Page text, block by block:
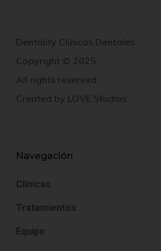
Dentality Clínicas Dentales
Copyright © 2025
All rights reserved.
Created by LOVE Studios
Navegación
Clínicas
Tratamientos
Equipo